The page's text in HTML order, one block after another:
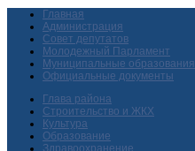
Главная
Администрация
Совет депутатов
Молодежный Парламент
Муниципальные образования
Официальные документы
Глава района
Строительство и ЖКХ
Культура
Образование
Здравоохранение